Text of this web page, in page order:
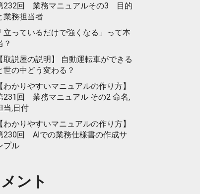
232回 業務マニュアルその3 目的
業務担当者
「立っているだけで強くなる」って本
？
【取説屋の説明】 自動運転車ができる
世の中どう変わる？
【わかりやすいマニュアルの作り方】
231回 業務マニュアル その2 命名,
当,日付
【わかりやすいマニュアルの作り方】
230回 AIでの業務仕様書の作成サ
プル
ント